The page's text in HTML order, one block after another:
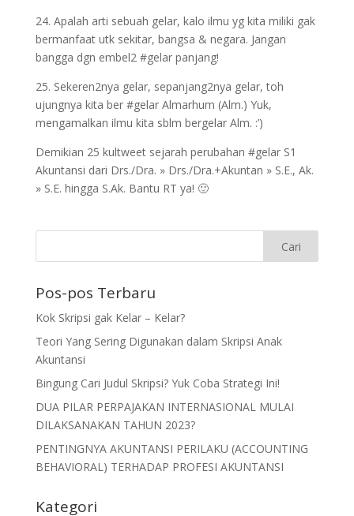
24. Apalah arti sebuah gelar, kalo ilmu yg kita miliki gak
bermanfaat utk sekitar, bangsa & negara. Jangan
bangga dgn embel2 #gelar panjang!
25. Sekeren2nya gelar, sepanjang2nya gelar, toh
ujungnya kita ber #gelar Almarhum (Alm.) Yuk,
mengamalkan ilmu kita sblm bergelar Alm. :’)
Demikian 25 kultweet sejarah perubahan #gelar S1
Akuntansi dari Drs./Dra. » Drs./Dra.+Akuntan » S.E., Ak.
» S.E. hingga S.Ak. Bantu RT ya! 🙂
Pos-pos Terbaru
Kok Skripsi gak Kelar – Kelar?
Teori Yang Sering Digunakan dalam Skripsi Anak
Akuntansi
Bingung Cari Judul Skripsi? Yuk Coba Strategi Ini!
DUA PILAR PERPAJAKAN INTERNASIONAL MULAI
DILAKSANAKAN TAHUN 2023?
PENTINGNYA AKUNTANSI PERILAKU (ACCOUNTING
BEHAVIORAL) TERHADAP PROFESI AKUNTANSI
Kategori